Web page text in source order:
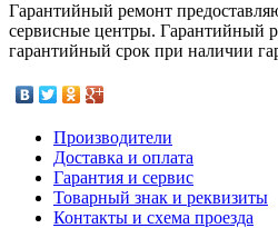
Гарантийный ремонт
сервисные центры. Гарантийный
гарантийный срок при наличии
Производители
Доставка и оплата
Гарантия и сервис
Товарный знак и реквизиты
Контакты и схема проезда